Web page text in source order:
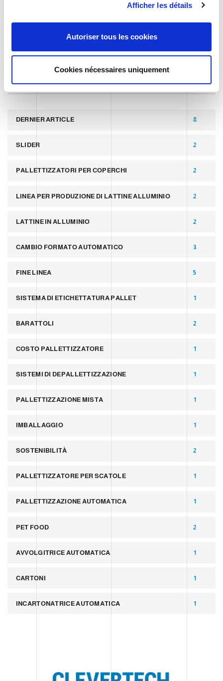
m
Afficher les détails
Autoriser tous les cookies
Cookies nécessaires uniquement
TAGS
DERNIER ARTICLE 8
SLIDER 2
PALLETTIZZATORI PER COPERCHI 2
LINEA PER PRODUZIONE DI LATTINE ALLUMINIO 2
LATTINE IN ALLUMINIO 2
CAMBIO FORMATO AUTOMATICO 3
FINE LINEA 5
SISTEMA DI ETICHETTATURA PALLET 1
BARATTOLI 2
COSTO PALLETTIZZATORE 1
SISTEMI DI DEPALLETTIZZAZIONE 1
PALLETTIZZAZIONE MISTA 1
IMBALLAGGIO 1
SOSTENIBILITÀ 2
PALLETTIZZATORE PER SCATOLE 1
PALLETTIZZAZIONE AUTOMATICA 1
PET FOOD 2
AVVOLGITRICE AUTOMATICA 1
CARTONI 1
INCARTONATRICE AUTOMATICA 1